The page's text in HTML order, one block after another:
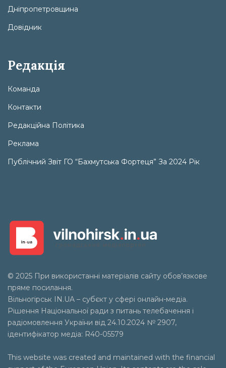
Дніпропетровщина
Довідник
Редакція
Команда
Контакти
Редакційна Політика
Реклама
Публічний Звіт ГО “Бахмутська Фортеця” За 2024 Рік
© 2025 При використанні матеріалів сайту обов’язкове
пряме посилання.
Вільногірськ IN.UA – субєкт у сфері онлайн-медіа.
Рішення Національної ради з питань телебачення і
радіомовлення України від 24.10.2024 № 2907,
ідентифікатор медіа: R40-05579
This website was created and maintained with the financial